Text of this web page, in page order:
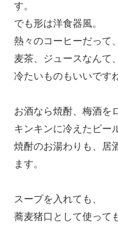
す。
でも形は洋食器風。
熱々のコーヒーだって
麦茶、ジュースなんて、
冷たいものもいいですね
お酒なら焼酎、梅酒を
キンキンに冷えたビー
焼酎のお湯わりも、居
ます。
スープを入れても、
蕎麦猪口として使っても